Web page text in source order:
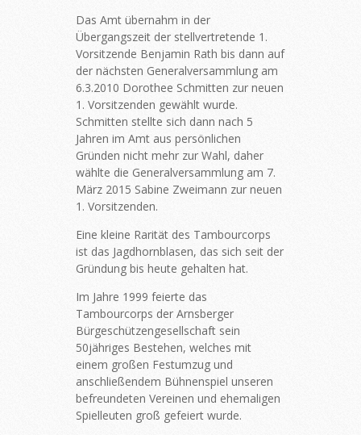
Das Amt übernahm in der
Übergangszeit der stellvertretende 1.
Vorsitzende Benjamin Rath bis dann auf
der nächsten Generalversammlung am
6.3.2010 Dorothee Schmitten zur neuen
1. Vorsitzenden gewählt wurde.
Schmitten stellte sich dann nach 5
Jahren im Amt aus persönlichen
Gründen nicht mehr zur Wahl, daher
wählte die Generalversammlung am 7.
März 2015 Sabine Zweimann zur neuen
1. Vorsitzenden.
Eine kleine Rarität des Tambourcorps
ist das Jagdhornblasen, das sich seit der
Gründung bis heute gehalten hat.
Im Jahre 1999 feierte das
Tambourcorps der Arnsberger
Bürgeschützengesellschaft sein
50jähriges Bestehen, welches mit
einem großen Festumzug und
anschließendem Bühnenspiel unseren
befreundeten Vereinen und ehemaligen
Spielleuten groß gefeiert wurde.